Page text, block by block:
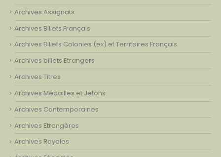
Archives Assignats
Archives Billets Français
Archives Billets Colonies (ex) et Territoires Français
Archives billets Etrangers
Archives Titres
Archives Médailles et Jetons
Archives Contemporaines
Archives Etrangères
Archives Royales